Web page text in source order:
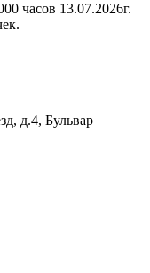
часов 13.07.2026г.
д.4, Бульвар